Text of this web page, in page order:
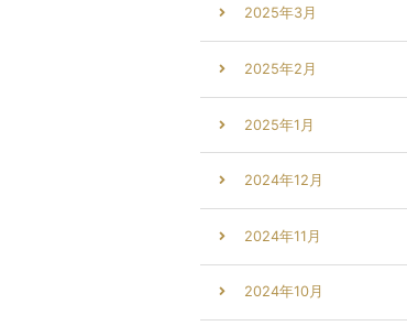
2025年3月
2025年2月
2025年1月
2024年12月
2024年11月
2024年10月